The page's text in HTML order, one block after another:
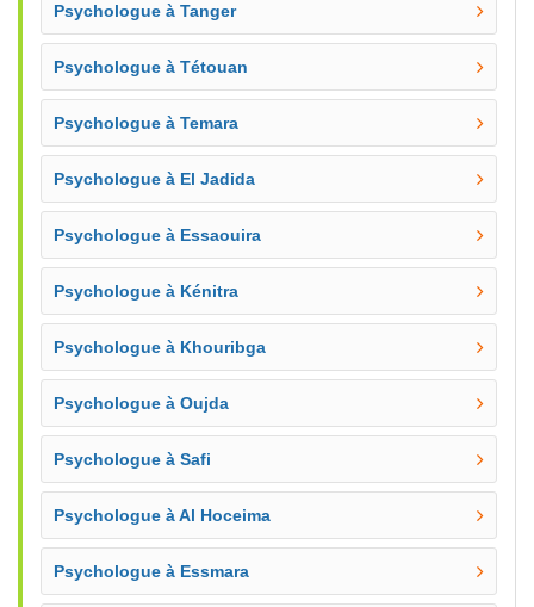
Psychologue à Tanger
Psychologue à Tétouan
Psychologue à Temara
Psychologue à El Jadida
Psychologue à Essaouira
Psychologue à Kénitra
Psychologue à Khouribga
Psychologue à Oujda
Psychologue à Safi
Psychologue à Al Hoceima
Psychologue à Essmara